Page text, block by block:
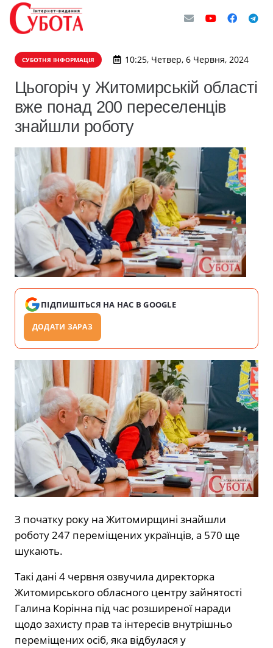
СУБОТНЯ ІНФОРМАЦІЯ 10:25, Четвер, 6 Червня, 2024
Цьогоріч у Житомирській області
вже понад 200 переселенців
знайшли роботу
ПІДПИШІТЬСЯ НА НАС В GOOGLE
ДОДАТИ ЗАРАЗ
З початку року на Житомирщині знайшли
роботу 247 переміщених українців, а 570 ще
шукають.
Такі дані 4 червня озвучила директорка
Житомирського обласного центру зайнятості
Галина Корінна під час розширеної наради
щодо захисту прав та інтересів внутрішньо
переміщених осіб, яка відбулася у